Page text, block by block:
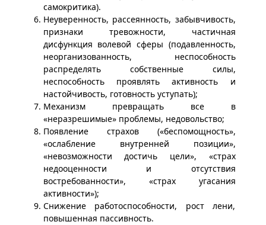
самокритика).
Неуверенность, рассеянность, забывчивость,
признаки тревожности, частичная
дисфункция волевой сферы (подавленность,
неорганизованность, неспособность
распределять собственные силы,
неспособность проявлять активность и
настойчивость, готовность уступать);
Механизм превращать все в
«неразрешимые» проблемы, недовольство;
Появление страхов («беспомощность»,
«ослабление внутренней позиции»,
«невозможности достичь цели», «страх
недооценности и отсутствия
востребованности», «страх угасания
активности»);
Снижение работоспособности, рост лени,
повышенная пассивность.